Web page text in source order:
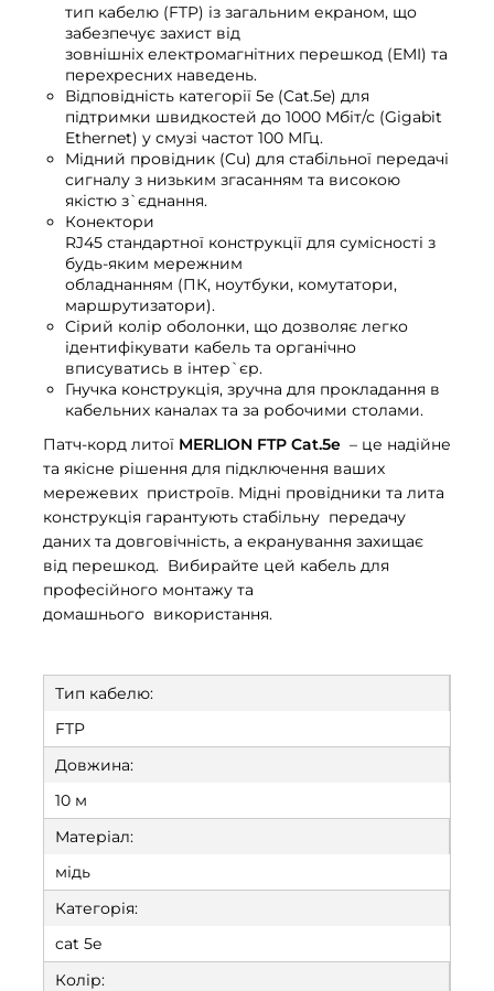
тип кабелю (FTP) із загальним екраном, що
забезпечує захист від
зовнішніх електромагнітних перешкод (EMI) та
перехресних наведень.
Відповідність категорії 5e (Cat.5e) для
підтримки швидкостей до 1000 Мбіт/с (Gigabit
Ethernet) у смузі частот 100 МГц.
Мідний провідник (Cu) для стабільної передачі
сигналу з низьким згасанням та високою
якістю з`єднання.
Конектори
RJ45 стандартної конструкції для сумісності з
будь-яким мережним
обладнанням (ПК, ноутбуки, комутатори,
маршрутизатори).
Сірий колір оболонки, що дозволяє легко
ідентифікувати кабель та органічно
вписуватись в інтер`єр.
Гнучка конструкція, зручна для прокладання в
кабельних каналах та за робочими столами.
Патч-корд литої MERLION FTP Cat.5e – це надійне
та якісне рішення для підключення ваших
мережевих пристроїв. Мідні провідники та лита
конструкція гарантують стабільну передачу
даних та довговічність, а екранування захищає
від перешкод. Вибирайте цей кабель для
професійного монтажу та
домашнього використання.
Тип кабелю:
FTP
Довжина:
10 м
Матеріал:
мідь
Категорія:
cat 5e
Колір: